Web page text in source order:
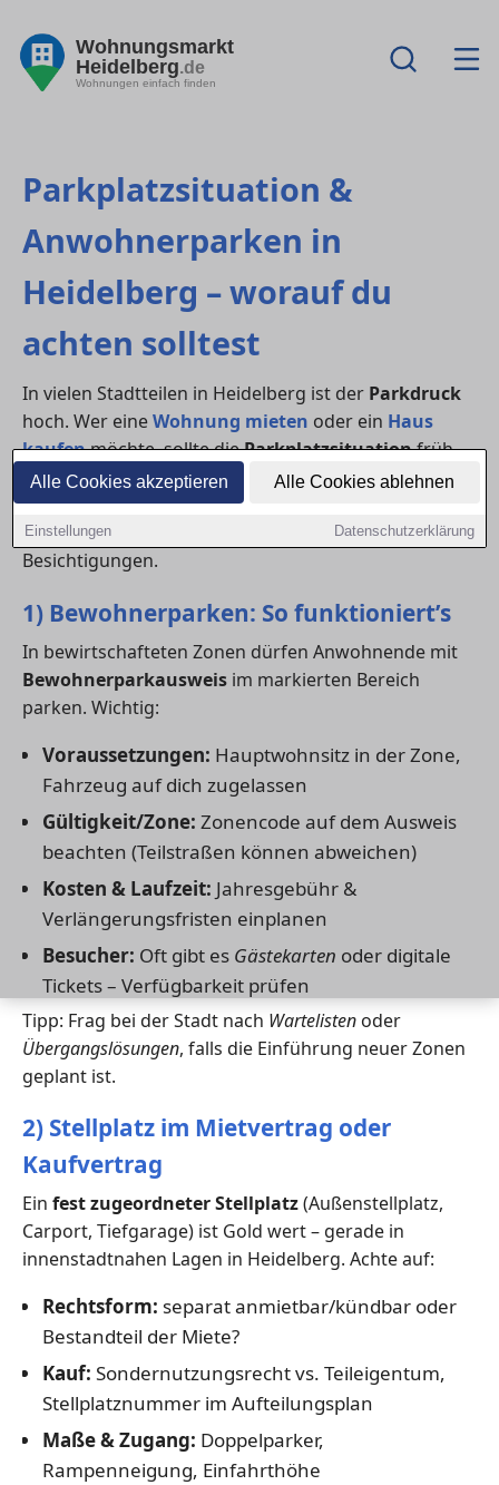
Alle Cookies akzeptieren Alle Cookies ablehnen
Einstellungen Datenschutzerklärung
Wohnungsmarkt
Heidelberg.de
Wohnungen einfach finden
Parkplatzsituation &
Anwohnerparken in
Heidelberg – worauf du
achten solltest
In vielen Stadtteilen in Heidelberg ist der Parkdruck
hoch. Wer eineWohnung mieten oder ein Haus
kaufenmöchte, sollte dieParkplatzsituationfrüh
prüfen: Gibt esBewohnerparken, Besucherregelungen,
Stellplätze am Haus oder eine Tiefgarage? Hier
bekommst du den Überblick – inklusive Checkliste für
Besichtigungen.
1) Bewohnerparken: So funktioniert’s
In bewirtschafteten Zonen dürfen Anwohnende mit
Bewohnerparkausweis im markierten Bereich
parken. Wichtig:
Voraussetzungen: Hauptwohnsitz in der Zone,
Fahrzeug auf dich zugelassen
Gültigkeit/Zone: Zonencode auf dem Ausweis
beachten (Teilstraßen können abweichen)
Kosten & Laufzeit: Jahresgebühr &
Verlängerungsfristen einplanen
Besucher: Oft gibt es Gästekarten oder digitale
Tickets – Verfügbarkeit prüfen
Tipp: Frag bei der Stadt nach Wartelisten oder
Übergangslösungen, falls die Einführung neuer Zonen
geplant ist.
2) Stellplatz im Mietvertrag oder
Kaufvertrag
Ein fest zugeordneter Stellplatz(Außenstellplatz,
Carport, Tiefgarage) ist Gold wert – gerade in
innenstadtnahen Lagen in Heidelberg. Achte auf:
Rechtsform: separat anmietbar/kündbar oder
Bestandteil der Miete?
Kauf: Sondernutzungsrecht vs. Teileigentum,
Stellplatznummer im Aufteilungsplan
Maße & Zugang: Doppelparker,
Rampenneigung, Einfahrthöhe